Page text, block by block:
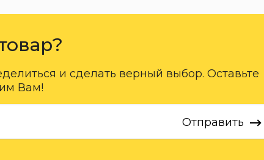
и сделать верный выбор. Оставьте
Вам!
Отправить